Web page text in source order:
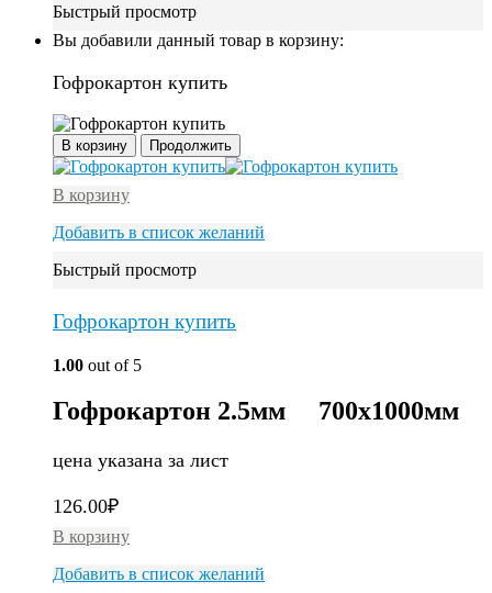
Быстрый просмотр
Вы добавили данный товар в корзину:
Гофрокартон купить
В корзину Продолжить
В корзину
Добавить в список желаний
Быстрый просмотр
Гофрокартон купить
1.00 out of 5
Гофрокартон 2.5мм 700х1000мм
цена указана за лист
126.00₽
В корзину
Добавить в список желаний